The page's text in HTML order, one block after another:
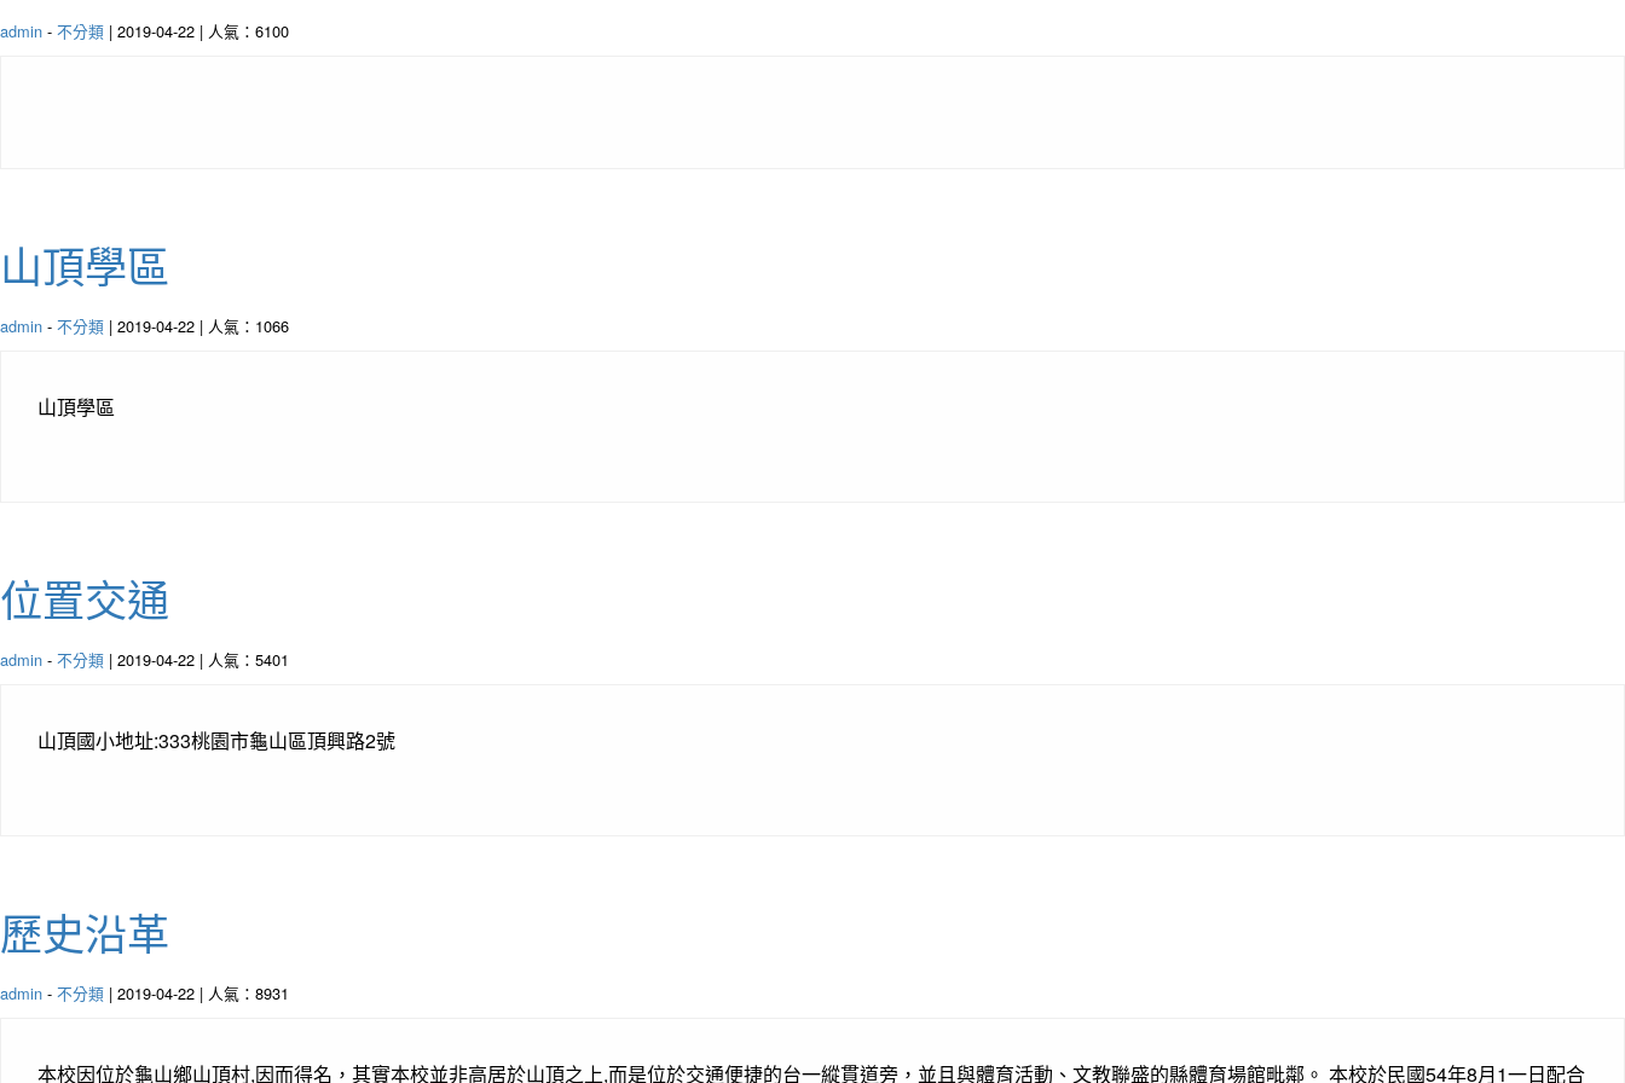
admin - 不分類 | 2019-04-22 | 人氣：6100
山頂學區
admin - 不分類 | 2019-04-22 | 人氣：1066
山頂學區
位置交通
admin - 不分類 | 2019-04-22 | 人氣：5401
山頂國小地址:333桃園市龜山區頂興路2號
歷史沿革
admin - 不分類 | 2019-04-22 | 人氣：8931
本校因位於龜山鄉山頂村,因而得名，其實本校並非高居於山頂之上,而是位於交通便捷的台一縱貫道旁，並且與體育活動、文教聯盛的縣體育場館毗鄰。 本校於民國54年8月1一日配合